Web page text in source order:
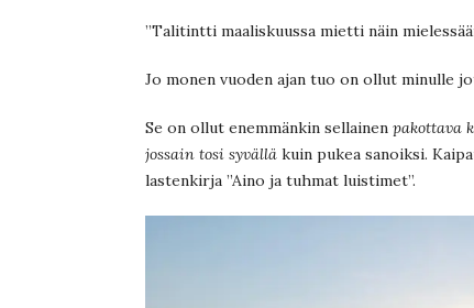
”Talitintti maaliskuussa mietti näin
Jo monen vuoden ajan tuo on ollut minulle
Se on ollut enemmänkin sellainen pakottava
jossain tosi syvällä kuin pukea sanoiksi.
lastenkirja ”Aino ja tuhmat luistimet”.